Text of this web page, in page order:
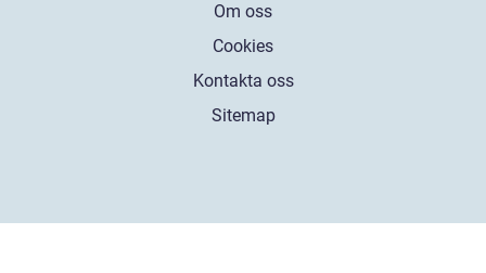
Om oss
Cookies
Kontakta oss
Sitemap